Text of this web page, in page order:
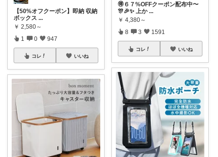
【50%オフクーポン】即納 収納
ボックス ...
￥ 2,580～
1 0 947
コレ いいね
🉐６７%OFFクーポン配布中〜
🎊🎉✨ 上か ...
￥ 4,380～
8 3 1591
コレ いいね